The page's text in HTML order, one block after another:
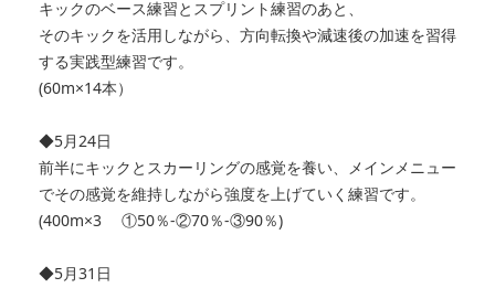
キックのベース練習とスプリント練習のあと、
そのキックを活用しながら、 方向転換や減速後の加速を習得
する実践型練習です。
(60m×14本）
◆5月24日
前半にキックとスカーリングの感覚を養い、
メインメニュー
でその感覚を維持しながら強度を上げていく練習です。
(400m×3 ①50％‐②70％‐③90％)
◆5月31日